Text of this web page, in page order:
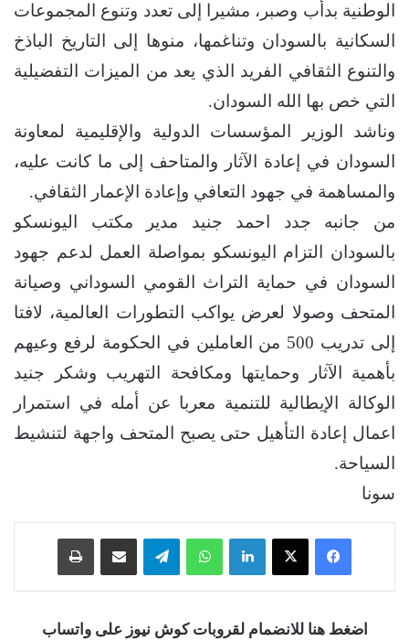
الوطنية بدأب وصبر، مشيرا إلى تعدد وتنوع المجموعات
السكانية بالسودان وتناغمها، منوها إلى التاريخ الباذخ
والتنوع الثقافي الفريد الذي يعد من الميزات التفضيلية
التي خص بها الله السودان.
وناشد الوزير المؤسسات الدولية والإقليمية لمعاونة
السودان في إعادة الآثار والمتاحف إلى ما كانت عليه،
والمساهمة في جهود التعافي وإعادة الإعمار الثقافي.
من جانبه جدد احمد جنيد مدير مكتب اليونسكو
بالسودان التزام اليونسكو بمواصلة العمل لدعم جهود
السودان في حماية التراث القومي السوداني وصيانة
المتحف وصولا لعرض يواكب التطورات العالمية، لافتا
إلى تدريب 500 من العاملين في الحكومة لرفع وعيهم
بأهمية الآثار وحمايتها ومكافحة التهريب وشكر جنيد
الوكالة الإيطالية للتنمية معربا عن أمله في استمرار
اعمال إعادة التأهيل حتى يصبح المتحف واجهة لتنشيط
السياحة.
سونا
فيسبوك ‫X لينكدإن واتساب تيلقرام
اضغط هنا للانضمام لقروبات كوش نيوز على واتساب